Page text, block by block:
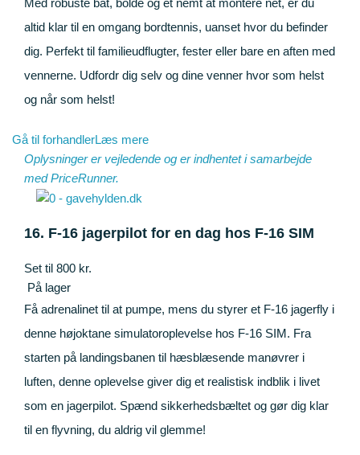
Med robuste bat, bolde og et nemt at montere net, er du
altid klar til en omgang bordtennis, uanset hvor du befinder
dig. Perfekt til familieudflugter, fester eller bare en aften med
vennerne. Udfordr dig selv og dine venner hvor som helst
og når som helst!
Gå til forhandlerLæs mere
Oplysninger er vejledende og er indhentet i samarbejde
medPriceRunner.
16. F-16 jagerpilot for en dag hos F-16 SIM
Set til 800 kr.
På lager
Få adrenalinet til at pumpe, mens du styrer et F-16 jagerfly i
denne højoktane simulatoroplevelse hos F-16 SIM. Fra
starten på landingsbanen til hæsblæsende manøvrer i
luften, denne oplevelse giver dig et realistisk indblik i livet
som en jagerpilot. Spænd sikkerhedsbæltet og gør dig klar
til en flyvning, du aldrig vil glemme!